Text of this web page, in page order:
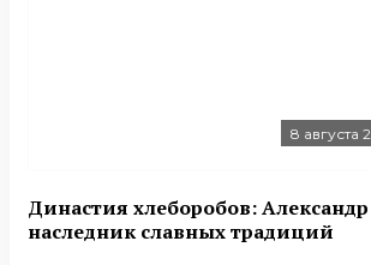
8 августа
Династия хлеборобов:
наследник славных традиций